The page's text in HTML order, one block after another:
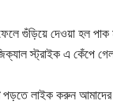
গুঁড়িয়ে দেওয়া হল পাক
স্ট্রাইক এ কেঁপে
পড়তে লাইক করুন